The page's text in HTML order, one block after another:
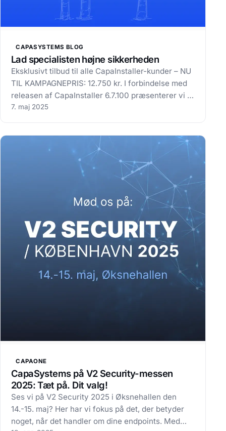
CAPASYSTEMS BLOG
Lad specialisten højne sikkerheden
Eksklusivt tilbud til alle CapaInstaller-kunder – NU
TIL KAMPAGNEPRIS: 12.750 kr. I forbindelse med
releasen af CapaInstaller 6.7.100 præsenterer vi et
eksklusivt tilbud til vores CapaInstaller-brugere,
7. maj 2025
CAPAONE
CapaSystems på V2 Security-messen
2025: Tæt på. Dit valg!
Ses vi på V2 Security 2025 i Øksnehallen den
14.-15. maj? Her har vi fokus på det, der betyder
noget, når det handler om dine endpoints. Med